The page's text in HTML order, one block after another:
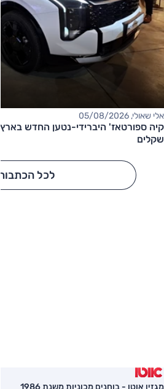
אלי שאולי, 05/08/2026
שקלים
לכל הכתבות
מגזין אוטו - בוחנים מכוניות משנת 1986